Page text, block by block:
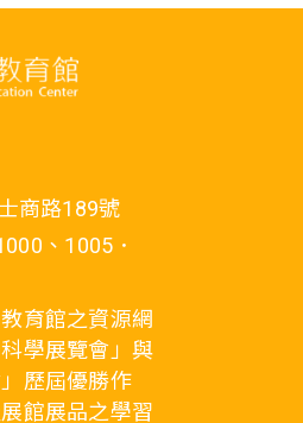
商路189號
、1005．
育館之資源網
學展覽會」與
歷屆優勝作
館展品之學習